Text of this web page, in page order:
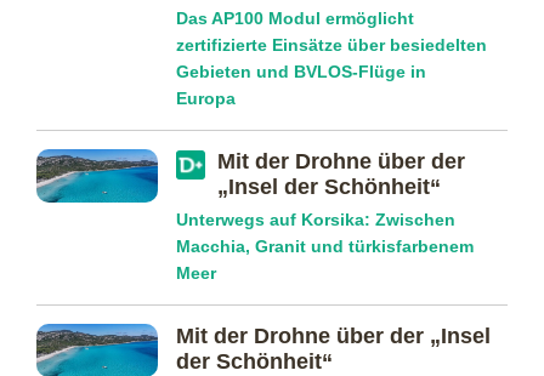
Das AP100 Modul ermöglicht
zertifizierte Einsätze über besiedelten
Gebieten und BVLOS-Flüge in
Europa
Mit der Drohne über der
„Insel der Schönheit“
Unterwegs auf Korsika: Zwischen
Macchia, Granit und türkisfarbenem
Meer
Mit der Drohne über der „Insel
der Schönheit“